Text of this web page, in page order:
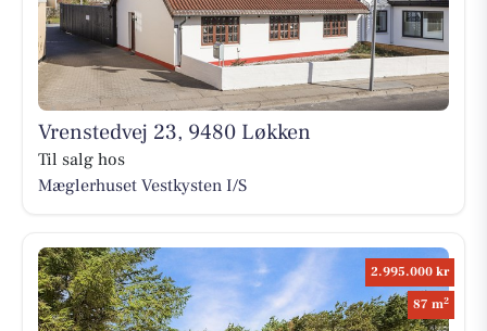
Vrenstedvej 23, 9480 Løkken
Til salg hos
Mæglerhuset Vestkysten I/S
2.995.000 kr
87 m2